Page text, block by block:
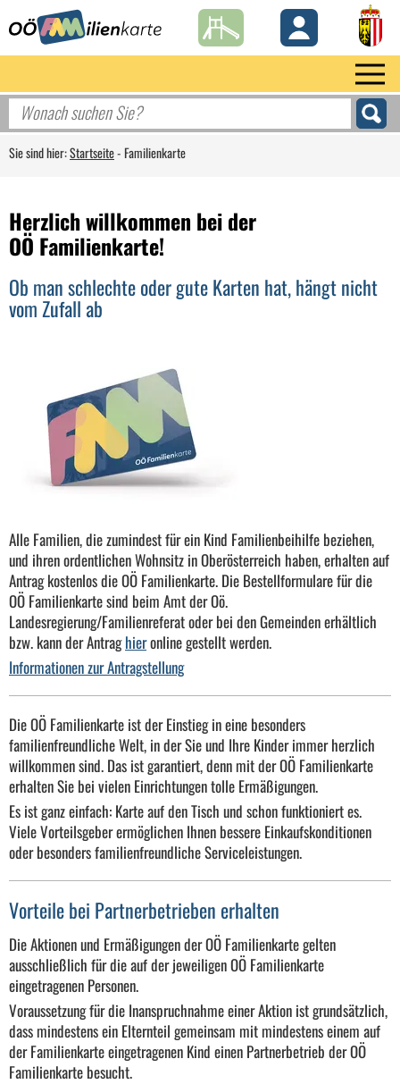
Sie sind hier:Startseite-Familienkarte
Herzlich willkommen bei der
OÖ Familienkarte!
Ob man schlechte oder gute Karten hat, hängt nicht
vom Zufall ab
Alle Familien, die zumindest für ein Kind Familienbeihilfe beziehen,
und ihren ordentlichen Wohnsitz in Oberösterreich haben, erhalten auf
Antrag kostenlos die OÖ Familienkarte. Die Bestellformulare für die
OÖ Familienkarte sind beim Amt der Oö.
Landesregierung/Familienreferat oder bei den Gemeinden erhältlich
bzw. kann der Antraghieronline gestellt werden.
Informationen zur Antragstellung
Die OÖ Familienkarte ist der Einstieg in eine besonders
familienfreundliche Welt, in der Sie und Ihre Kinder immer herzlich
willkommen sind. Das ist garantiert, denn mit der OÖ Familienkarte
erhalten Sie bei vielen Einrichtungen tolle Ermäßigungen.
Es ist ganz einfach: Karte auf den Tisch und schon funktioniert es.
Viele Vorteilsgeber ermöglichen Ihnen bessere Einkaufskonditionen
oder besonders familienfreundliche Serviceleistungen.
Vorteile bei Partnerbetrieben erhalten
Die Aktionen und Ermäßigungen der OÖ Familienkarte gelten
ausschließlich für die auf der jeweiligen OÖ Familienkarte
eingetragenen Personen.
Voraussetzung für die Inanspruchnahme einer Aktion ist grundsätzlich,
dass mindestens ein Elternteil gemeinsam mit mindestens einem auf
der Familienkarte eingetragenen Kind einen Partnerbetrieb der OÖ
Familienkarte besucht.